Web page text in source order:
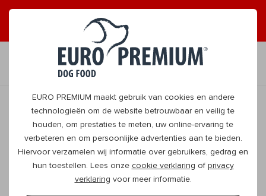
EURO PREMIUM maakt gebruik van cookies en andere
technologieën om de website betrouwbaar en veilig te
houden, om prestaties te meten, uw online-ervaring te
verbeteren en om persoonlijke advertenties aan te bieden.
Hiervoor verzamelen wij informatie over gebruikers, gedrag en
hun toestellen. Lees onze cookie verklaring of privacy
verklaring voor meer informatie.
ONTVANG GRAAG TIPS
NL
TERUG
Op reis met je hond: checklist en 9